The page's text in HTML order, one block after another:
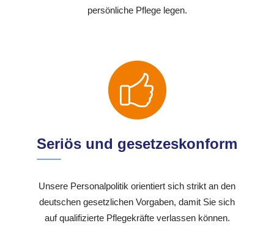
persönliche Pflege legen.
Seriös und gesetzeskonform
Unsere Personalpolitik orientiert sich strikt an den
deutschen gesetzlichen Vorgaben, damit Sie sich
auf qualifizierte Pflegekräfte verlassen können.